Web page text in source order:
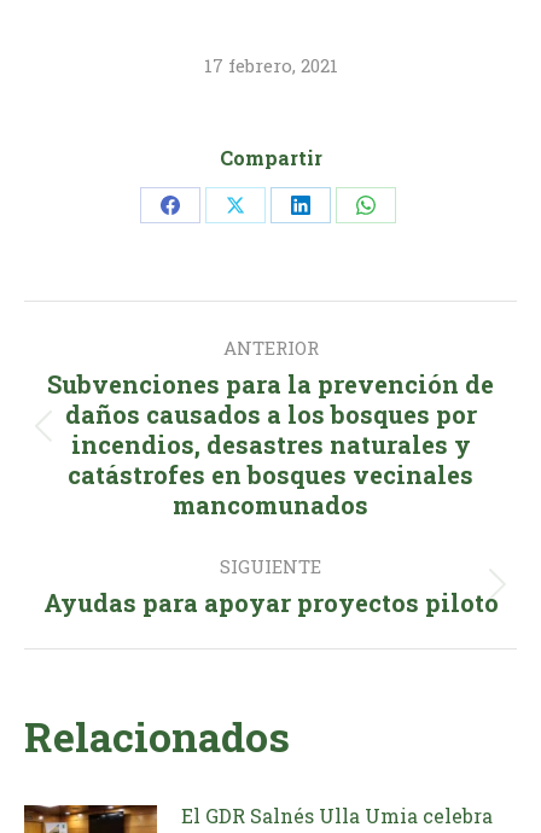
17 febrero, 2021
Compartir
Share Share Share Share
entre
publicaciones
ANTERIOR
Publicación
anterior:
Subvenciones para la prevención de
daños causados ​​a los bosques por
incendios, desastres naturales y
catástrofes en bosques vecinales
mancomunados
SIGUIENTE
Publicación
Ayudas para apoyar proyectos piloto
Relacionados
El GDR Salnés Ulla Umia celebra